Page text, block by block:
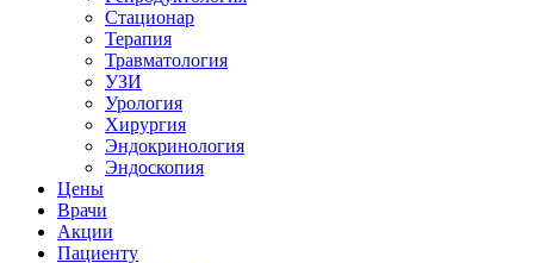
Стационар
Терапия
Травматология
УЗИ
Урология
Хирургия
Эндокринология
Эндоскопия
Цены
Врачи
Акции
Пациенту